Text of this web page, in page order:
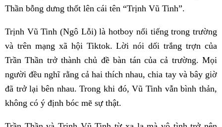
Thần bỗng dưng thốt lên cái tên “Trịnh Vũ Tinh”.
Trịnh Vũ Tinh (Ngô Lỗi) là hotboy nổi tiếng trong trường
và trên mạng xã hội Tiktok. Lời nói dối trắng trợn của
Trần Thần trở thành chủ đề bàn tán của cả trường. Mọi
người đều nghĩ rằng cả hai thích nhau, chia tay và bây giờ
đã trở lại bên nhau. Trong khi đó, Vũ Tinh vẫn bình thản,
không có ý định bóc mẽ sự thật.